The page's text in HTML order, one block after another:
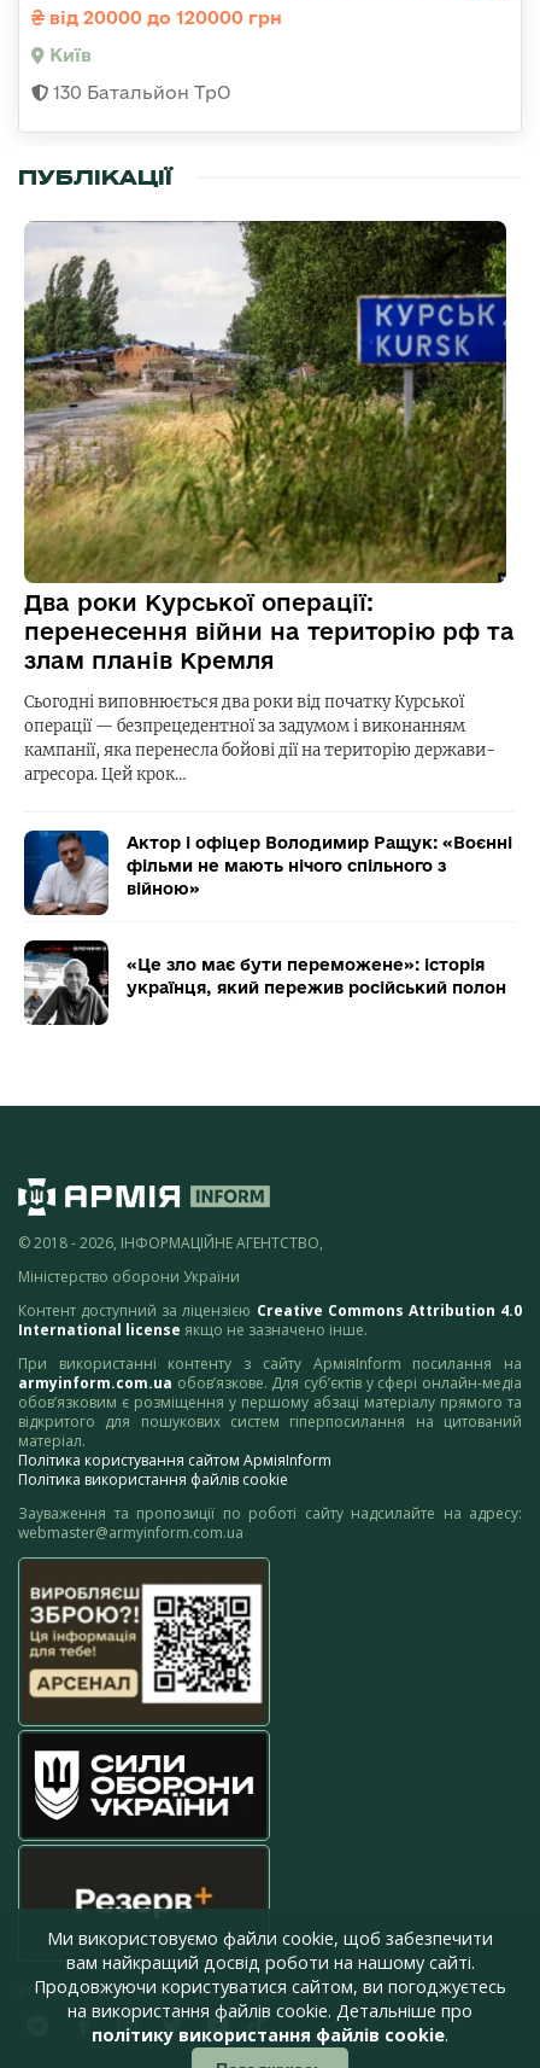
від 20000 до 120000 грн
Київ
130 Батальйон ТрО
ПУБЛІКАЦІЇ
Два роки Курської операції:
перенесення війни на територію рф та
злам планів Кремля
Сьогодні виповнюється два роки від початку Курської
операції — безпрецедентної за задумом і виконанням
кампанії, яка перенесла бойові дії на територію держави-
агресора. Цей крок…
Актор і офіцер Володимир Ращук: «Воєнні
фільми не мають нічого спільного з
війною»
«Це зло має бути переможене»: історія
українця, який пережив російський полон
© 2018 - 2026, ІНФОРМАЦІЙНЕ АГЕНТСТВО,
Міністерство оборони України
Контент доступний за ліцензією Creative Commons Attribution 4.0
International license якщо не зазначено інше.
При використанні контенту з сайту АрміяInform посилання на
armyinform.com.ua обов’язкове. Для суб’єктів у сфері онлайн-медіа
обов’язковим є розміщення у першому абзаці матеріалу прямого та
відкритого для пошукових систем гіперпосилання на цитований
матеріал.
Політика користування сайтом АрміяInform
Політика використання файлів cookie
Зауваження та пропозиції по роботі сайту надсилайте на адресу:
webmaster@armyinform.com.ua
press@armyinform.com.ua
Ми використовуємо файли cookie, щоб забезпечити
вам найкращий досвід роботи на нашому сайті.
Продовжуючи користуватися сайтом, ви погоджуєтесь
на використання файлів cookie. Детальніше про
політику використання файлів cookie.